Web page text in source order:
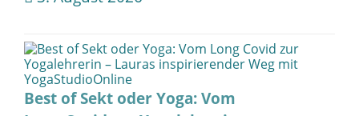
Best of Sekt oder Yoga: Vom